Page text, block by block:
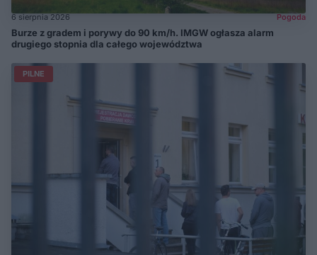
6 sierpnia 2026 Pogoda
Burze z gradem i porywy do 90 km/h. IMGW ogłasza alarm
drugiego stopnia dla całego województwa
PILNE